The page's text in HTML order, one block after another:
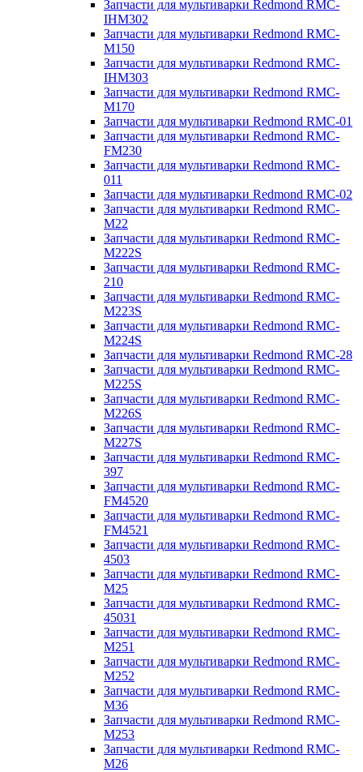
Запчасти для мультиварки Redmond RMC-
IHM302
Запчасти для мультиварки Redmond RMC-
M150
Запчасти для мультиварки Redmond RMC-
IHM303
Запчасти для мультиварки Redmond RMC-
M170
Запчасти для мультиварки Redmond RMC-01
Запчасти для мультиварки Redmond RMC-
FM230
Запчасти для мультиварки Redmond RMC-
011
Запчасти для мультиварки Redmond RMC-02
Запчасти для мультиварки Redmond RMC-
M22
Запчасти для мультиварки Redmond RMC-
M222S
Запчасти для мультиварки Redmond RMC-
210
Запчасти для мультиварки Redmond RMC-
M223S
Запчасти для мультиварки Redmond RMC-
M224S
Запчасти для мультиварки Redmond RMC-28
Запчасти для мультиварки Redmond RMC-
M225S
Запчасти для мультиварки Redmond RMC-
M226S
Запчасти для мультиварки Redmond RMC-
M227S
Запчасти для мультиварки Redmond RMC-
397
Запчасти для мультиварки Redmond RMC-
FM4520
Запчасти для мультиварки Redmond RMC-
FM4521
Запчасти для мультиварки Redmond RMC-
4503
Запчасти для мультиварки Redmond RMC-
M25
Запчасти для мультиварки Redmond RMC-
45031
Запчасти для мультиварки Redmond RMC-
M251
Запчасти для мультиварки Redmond RMC-
M252
Запчасти для мультиварки Redmond RMC-
M36
Запчасти для мультиварки Redmond RMC-
M253
Запчасти для мультиварки Redmond RMC-
M26